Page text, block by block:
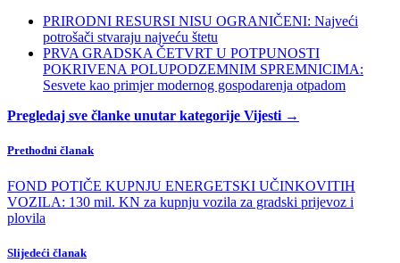
PRIRODNI RESURSI NISU OGRANIČENI: Najveći
potrošači stvaraju najveću štetu
PRVA GRADSKA ČETVRT U POTPUNOSTI
POKRIVENA POLUPODZEMNIM SPREMNICIMA:
Sesvete kao primjer modernog gospodarenja otpadom
Pregledaj sve članke unutar kategorije Vijesti →
Prethodni članak
FOND POTIČE KUPNJU ENERGETSKI UČINKOVITIH
VOZILA: 130 mil. KN za kupnju vozila za gradski prijevoz i
plovila
Slijedeći članak